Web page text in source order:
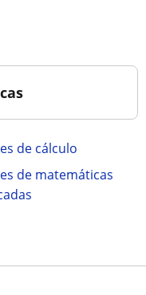
de cálculo
de matemáticas